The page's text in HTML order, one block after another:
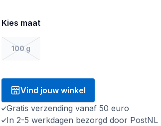
Kies maat
100 g
Vind jouw winkel
Gratis verzending vanaf 50 euro
In 2-5 werkdagen bezorgd door PostNL